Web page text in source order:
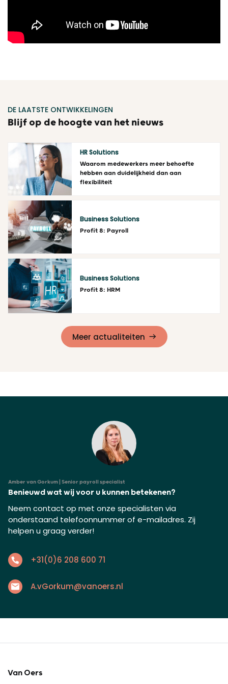
DE LAATSTE ONTWIKKELINGEN
Blijf op de hoogte van het nieuws
Lees meer
HR Solutions
Waarom medewerkers meer behoefte
hebben aan duidelijkheid dan aan
flexibiliteit
Lees meer
Business Solutions
Profit 8: Payroll
Business Solutions
Profit 8: HRM
Meer actualiteiten
Amber van Gorkum | Senior payroll specialist
Benieuwd wat wij voor u kunnen betekenen?
Neem contact op met onze specialisten via
onderstaand telefoonnummer of e-mailadres. Zij
helpen u graag verder!
+31(0)6 208 600 71
A.vGorkum@vanoers.nl
Van Oers